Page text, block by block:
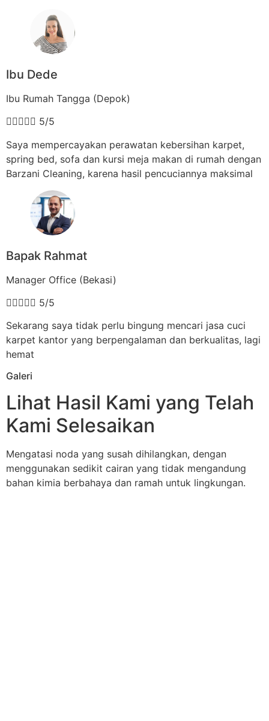
Ibu Dede
Ibu Rumah Tangga (Depok)
 5/5
Saya mempercayakan perawatan kebersihan karpet,
spring bed, sofa dan kursi meja makan di rumah dengan
Barzani Cleaning, karena hasil pencuciannya maksimal
Bapak Rahmat
Manager Office (Bekasi)
 5/5
Sekarang saya tidak perlu bingung mencari jasa cuci
karpet kantor yang berpengalaman dan berkualitas, lagi
hemat
Galeri
Lihat Hasil Kami yang Telah
Kami Selesaikan
Mengatasi noda yang susah dihilangkan, dengan
menggunakan sedikit cairan yang tidak mengandung
bahan kimia berbahaya dan ramah untuk lingkungan.